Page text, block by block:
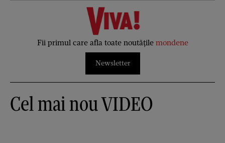
Fii primul care afla toate noutățile mondene
Newsletter
Cel mai nou VIDEO